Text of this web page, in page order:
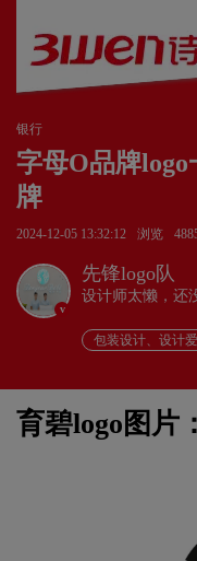
银行
字母O品牌
牌
2024-12-05 13:32:12 浏览
v
先锋logo队
设计师太懒，
包装设计、设计
育碧logo图片：